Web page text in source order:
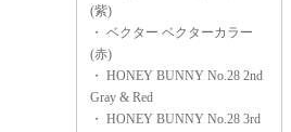
(紫)
・ ベクター ベクターカラー
(赤)
・ HONEY BUNNY No.28 2nd
Gray & Red
・ HONEY BUNNY No.28 3rd